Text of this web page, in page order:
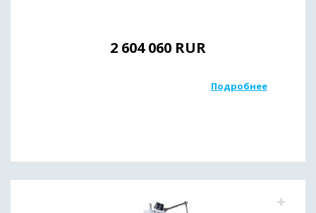
2 604 060 RUR
Подробнее